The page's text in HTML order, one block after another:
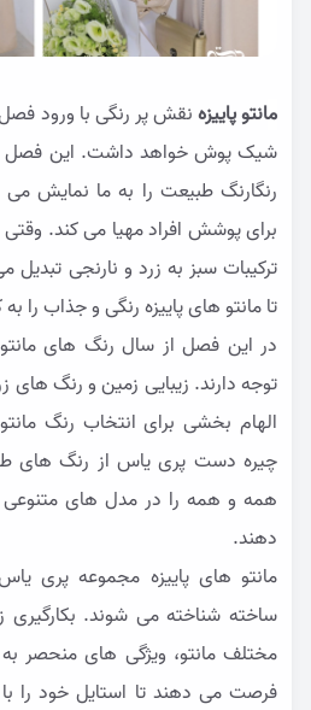
مانتو پاییزهنقش پر رنگی با ورود فصل
شیک پوش خواهد داشت. این فصل
رنگارنگ طبیعت را به ما نمایش
برای پوشش افراد مهیا می کند.
ترکیبات سبز به زرد و نارنجی
تا مانتو های پاییزه رنگی و جذاب را
در این فصل از سال رنگ های
توجه دارند. زیبایی زمین و رنگ های
الهام بخشی برای انتخاب رنگ
چیره دست پری یاس از رنگ های
همه و همه را در مدل های متنوعی
دهند.
مانتو های پاییزه مجموعه پری
ساخته شناخته می شوند.
مختلف مانتو، ویژگی های منحصر
فرصت می دهند تا استایل خود را